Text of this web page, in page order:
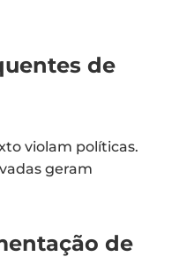
de
violam políticas.
geram
de